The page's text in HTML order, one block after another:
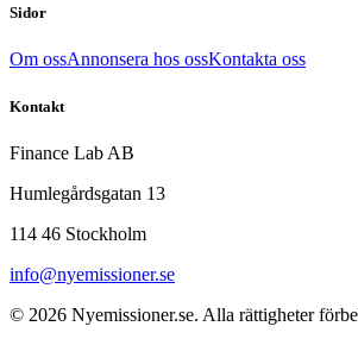
Sidor
Om ossAnnonsera hos ossKontakta oss
Kontakt
Finance Lab AB
Humlegårdsgatan 13
114 46 Stockholm
info@nyemissioner.se
© 2026 Nyemissioner.se. Alla rättigheter